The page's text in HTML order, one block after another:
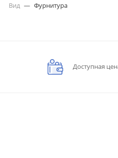
Вид — Фурнитура
Доступная